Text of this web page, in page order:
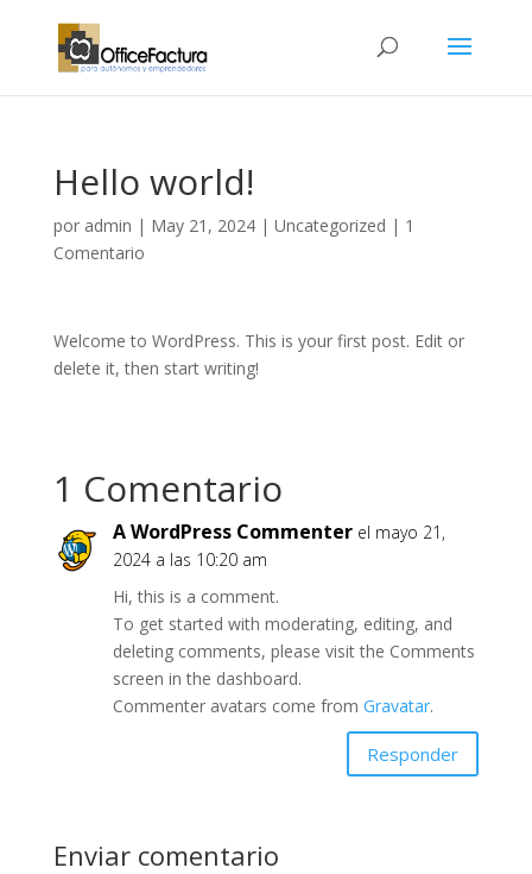
Hello world!
por admin | May 21, 2024| Uncategorized | 1
Comentario
Welcome to WordPress. This is your first post. Edit or
delete it, then start writing!
1 Comentario
A WordPress Commenter el mayo 21,
2024 a las 10:20 am
Hi, this is a comment.
To get started with moderating, editing, and
deleting comments, please visit the Comments
screen in the dashboard.
Commenter avatars come from Gravatar.
Responder
Enviar comentario